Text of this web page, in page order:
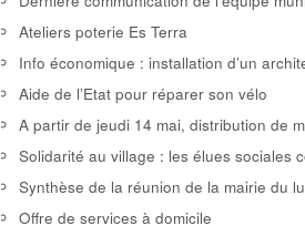
Ateliers poterie Es Terra
Info économique : installation d’un
Aide de l’Etat pour réparer son vélo
A partir de jeudi 14 mai, distribution de
Solidarité au village : les élues sociales
Synthèse de la réunion de la mairie du
Offre de services à domicile